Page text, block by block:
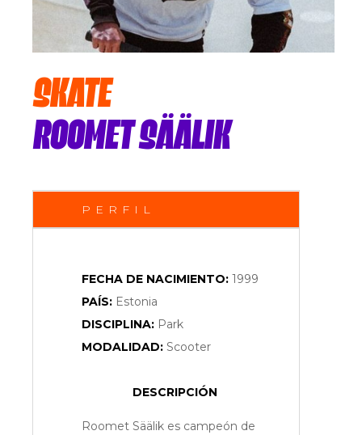
SKATE
ROOMET SÄÄLIK
PERFIL
FECHA DE NACIMIENTO: 1999
PAÍS: Estonia
DISCIPLINA: Park
MODALIDAD: Scooter
DESCRIPCIÓN
Roomet Säälik es campeón de